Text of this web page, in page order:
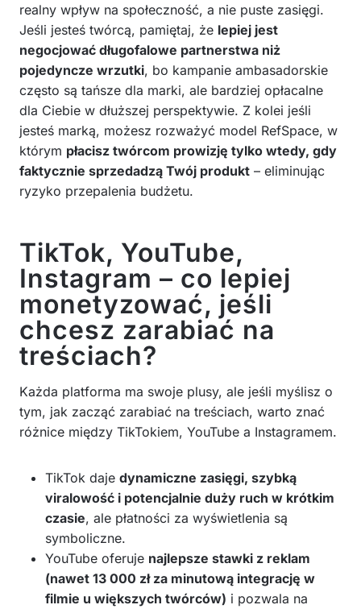
realny wpływ na społeczność, a nie puste zasięgi.
Jeśli jesteś twórcą, pamiętaj, że lepiej jest
negocjować długofalowe partnerstwa niż
pojedyncze wrzutki, bo kampanie ambasadorskie
często są tańsze dla marki, ale bardziej opłacalne
dla Ciebie w dłuższej perspektywie. Z kolei jeśli
jesteś marką, możesz rozważyć model RefSpace, w
którym płacisz twórcom prowizję tylko wtedy, gdy
faktycznie sprzedadzą Twój produkt – eliminując
ryzyko przepalenia budżetu.
TikTok, YouTube,
Instagram – co lepiej
monetyzować, jeśli
chcesz zarabiać na
treściach?
Każda platforma ma swoje plusy, ale jeśli myślisz o
tym, jak zacząć zarabiać na treściach, warto znać
różnice między TikTokiem, YouTube a Instagramem.
TikTok daje dynamiczne zasięgi, szybką
viralowość i potencjalnie duży ruch w krótkim
czasie, ale płatności za wyświetlenia są
symboliczne.
YouTube oferuje najlepsze stawki z reklam
(nawet 13 000 zł za minutową integrację w
filmie u większych twórców) i pozwala na